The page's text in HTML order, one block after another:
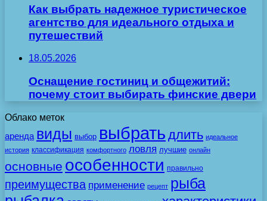
Как выбрать надежное туристическое
агентство для идеального отдыха и
путешествий
18.05.2026
Оснащение гостиниц и общежитий:
почему стоит выбирать финские двери
Облако меток
аренда виды выбор выбрать длить идеальное
история классификация комфортного ловля лучшие онлайн
основные особенности правильно
преимущества применение рецепт рыба